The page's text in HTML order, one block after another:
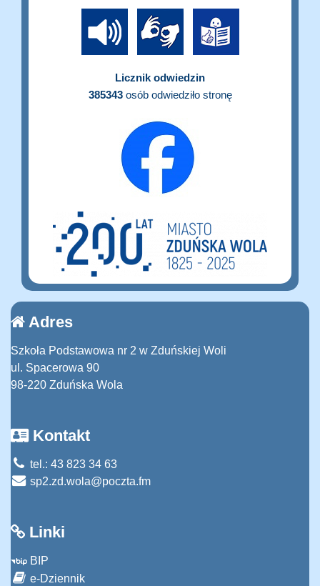
Licznik odwiedzin
385343osób odwiedziło stronę
Adres
Szkoła Podstawowa nr 2 w Zduńskiej Woli
ul. Spacerowa 90
98-220 Zduńska Wola
Kontakt
tel.: 43 823 34 63
sp2.zd.wola@poczta.fm
Linki
BIP
e-Dziennik